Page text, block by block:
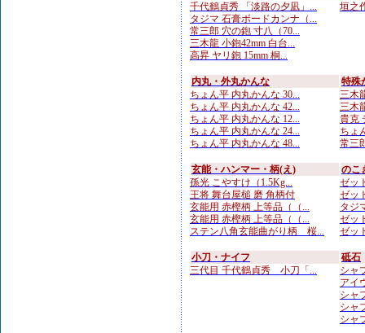
千代鶴貞秀 「淡路の夕凪」...
タジマ 石膏ボードカンナ（...
常三郎 穴の鉋 寸八（70...
三木龍 小鉋42mm 白台...
高昇 ヤリ鉋 15mm 桐...
垣之
内丸・外丸かんな
ちょん平 内丸かんな 30...
ちょん平 内丸かんな 42...
ちょん平 内丸かんな 12...
ちょん平 内丸かんな 24...
ちょん平 内丸かんな 48...
特殊
三木
三木
貴克
ちょ
常三
玄能・ハンマー・柄(え)
孫光 こやすけ（1.5Kg...
王将 舞台屋槌 磨 角柄付
玄能用 赤樫柄 上等品（（...
玄能用 赤樫柄 上等品（（...
ステン八角玄能曲がり柄 桜...
のこ
ゼッ
ゼッ
タジ
ゼッ
ゼッ
小刀・ナイフ
三代目 千代鶴貞秀 小刀「...
砥石
シャ
アイ
シャ
シャ
シャ